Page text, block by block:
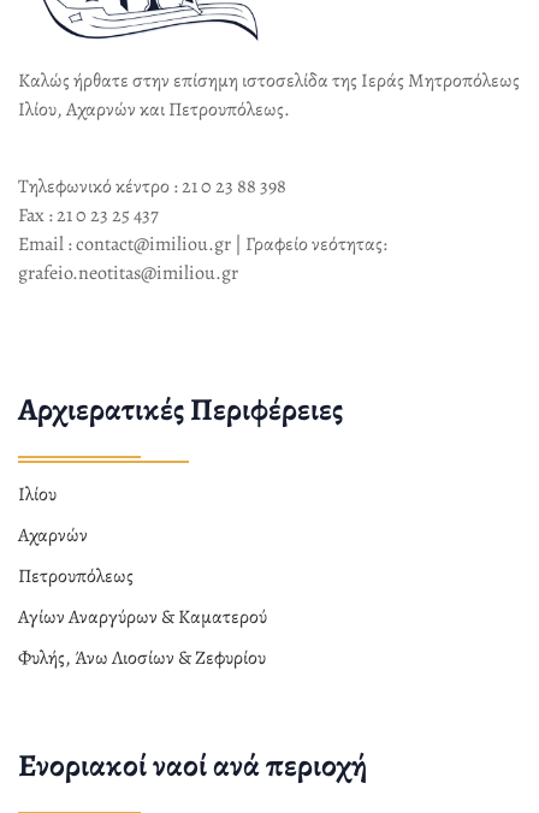
Καλώς ήρθατε στην επίσημη ιστοσελίδα της Ιεράς Μητροπόλεως
Ιλίου, Αχαρνών και Πετρουπόλεως.
Τηλεφωνικό κέντρο : 21 0 23 88 398
Fax : 21 0 23 25 437
Email : contact@imiliou.gr | Γραφείο νεότητας:
grafeio.neotitas@imiliou.gr
Αρχιερατικές Περιφέρειες
Ιλίου
Αχαρνών
Πετρουπόλεως
Αγίων Αναργύρων & Καματερού
Φυλής, Άνω Λιοσίων & Ζεφυρίου
Ενοριακοί ναοί ανά περιοχή